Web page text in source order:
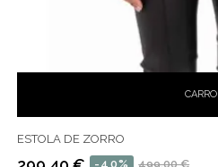
CARRO
ESTOLA DE ZORRO
499,00 €
-40%